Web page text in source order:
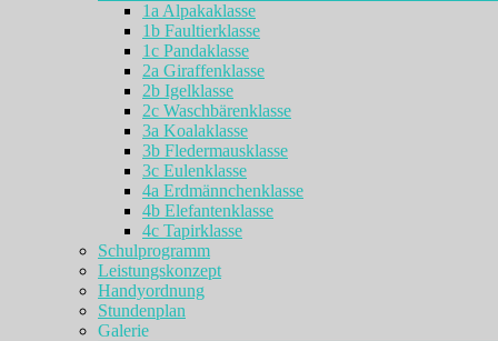
1a Alpakaklasse
1b Faultierklasse
1c Pandaklasse
2a Giraffenklasse
2b Igelklasse
2c Waschbärenklasse
3a Koalaklasse
3b Fledermausklasse
3c Eulenklasse
4a Erdmännchenklasse
4b Elefantenklasse
4c Tapirklasse
Schulprogramm
Leistungskonzept
Handyordnung
Stundenplan
Galerie